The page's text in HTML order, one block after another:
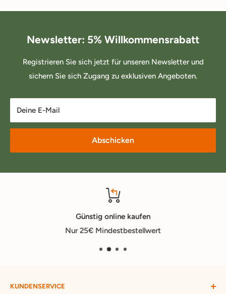
Newsletter: 5% Willkommensrabatt
Registrieren Sie sich jetzt für unseren Newsletter und
sichern Sie sich Zugang zu exklusiven Angeboten.
Deine E-Mail
Abschicken
Günstig online kaufen
Nur 25€ Mindestbestellwert
KUNDENSERVICE